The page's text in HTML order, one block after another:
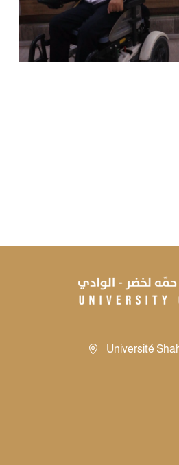
Université